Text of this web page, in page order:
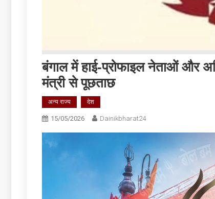
बंगाल में हाई-प्रोफाइल नेताओं और
मंत्री से पूछताछ
अन्य राज्य देश
15/05/2026 Dainikbharat24